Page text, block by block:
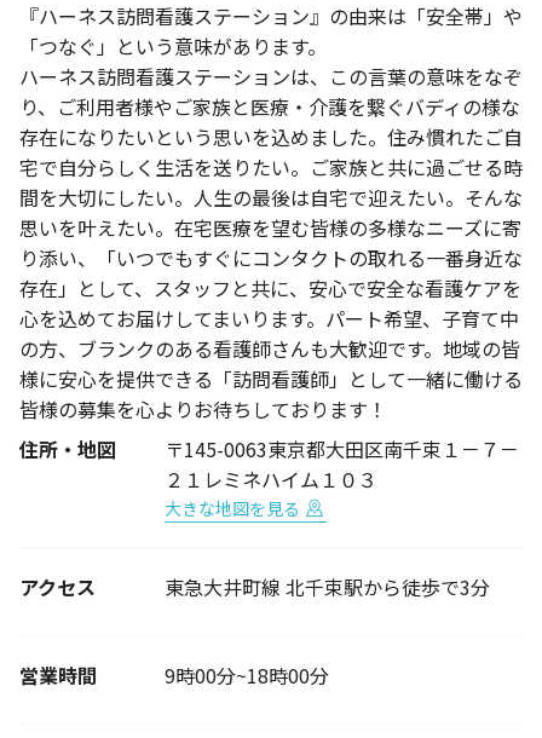
『ハーネス訪問看護ステーション』の由来は「安全帯」や
「つなぐ」という意味があります。
ハーネス訪問看護ステーションは、この言葉の意味をなぞ
り、ご利用者様やご家族と医療・介護を繋ぐバディの様な
存在になりたいという思いを込めました。住み慣れたご自
宅で自分らしく生活を送りたい。ご家族と共に過ごせる時
間を大切にしたい。人生の最後は自宅で迎えたい。そんな
思いを叶えたい。在宅医療を望む皆様の多様なニーズに寄
り添い、「いつでもすぐにコンタクトの取れる一番身近な
存在」として、スタッフと共に、安心で安全な看護ケアを
心を込めてお届けしてまいります。パート希望、子育て中
の方、ブランクのある看護師さんも大歓迎です。地域の皆
様に安心を提供できる「訪問看護師」として一緒に働ける
皆様の募集を心よりお待ちしております！
住所・地図
〒145-0063東京都大田区南千束１－７－
２１レミネハイム１０３
大きな地図を見る
アクセス 東急大井町線 北千束駅から徒歩で3分
営業時間 9時00分~18時00分